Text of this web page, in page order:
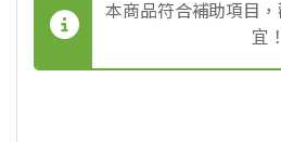
本商品符合補助項目
宜！